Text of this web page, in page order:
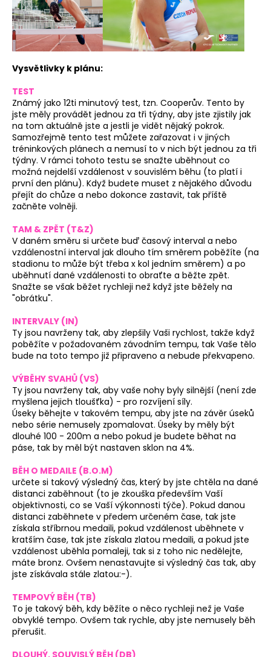
Vysvětlivky k plánu:
TEST
Známý jako 12ti minutový test, tzn. Cooperův. Tento by
jste měly provádět jednou za tři týdny, aby jste zjistily jak
na tom aktuálně jste a jestli je vidět nějaký pokrok.
Samozřejmě tento test můžete zařazovat i v jiných
tréninkových plánech a nemusí to v nich být jednou za tři
týdny. V rámci tohoto testu se snažte uběhnout co
možná nejdelší vzdálenost v souvislém běhu (to platí i
první den plánu). Když budete muset z nějakého důvodu
přejít do chůze a nebo dokonce zastavit, tak příště
začněte volněji.
TAM & ZPĚT (T&Z)
V daném směru si určete buď časový interval a nebo
vzdálenostní interval jak dlouho tím směrem poběžíte (na
stadionu to může být třeba x kol jedním směrem) a po
uběhnutí dané vzdálenosti to obraťte a běžte zpět.
Snažte se však běžet rychleji než když jste běžely na
"obrátku".
INTERVALY (IN)
Ty jsou navrženy tak, aby zlepšily Vaši rychlost, takže když
poběžíte v požadovaném závodním tempu, tak Vaše tělo
bude na toto tempo již připraveno a nebude překvapeno.
VÝBĚHY SVAHŮ (VS)
Ty jsou navrženy tak, aby vaše nohy byly silnější (není zde
myšlena jejich tloušťka) - pro rozvíjení síly.
Úseky běhejte v takovém tempu, aby jste na závěr úseků
nebo série nemusely zpomalovat. Úseky by měly být
dlouhé 100 - 200m a nebo pokud je budete běhat na
páse, tak by měl být nastaven sklon na 4%.
BĚH O MEDAILE (B.O.M)
určete si takový výsledný čas, který by jste chtěla na dané
distanci zaběhnout (to je zkouška především Vaší
objektivnosti, co se Vaší výkonnosti týče). Pokud danou
distanci zaběhnete v předem určeném čase, tak jste
získala stříbrnou medaili, pokud vzdálenost uběhnete v
kratším čase, tak jste získala zlatou medaili, a pokud jste
vzdálenost uběhla pomaleji, tak si z toho nic nedělejte,
máte bronz. Ovšem nenastavujte si výsledný čas tak, aby
jste získávala stále zlatou:-).
TEMPOVÝ BĚH (TB)
To je takový běh, kdy běžíte o něco rychleji než je Vaše
obvyklé tempo. Ovšem tak rychle, aby jste nemusely běh
přerušit.
DLOUHÝ, SOUVISLÝ BĚH (DB)
a
j
í
t
?
HLEDAT
D
o
o
r
u
č
u
j
m
e
BĚŽECKÉ
RUKAVICE
RONHILL
CLASSIC
GLOVE
346
Kč
Původně:
384
Kč